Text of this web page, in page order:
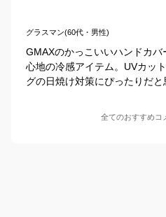
グラスマン(60代・男性)
GMAXのかっこいいハンドカ
心地の冷感アイテム。UVカッ
グの日焼け対策にぴったりだと
全てのおすすめコ